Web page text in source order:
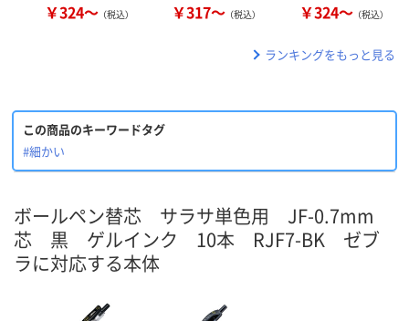
￥324～ （税込） ￥317～ （税込） ￥324～ （税込）
ランキングをもっと見る
この商品のキーワードタグ
#細かい
ボールペン替芯 サラサ単色用 JF-0.7mm
芯 黒 ゲルインク 10本 RJF7-BK ゼブ
ラに対応する本体